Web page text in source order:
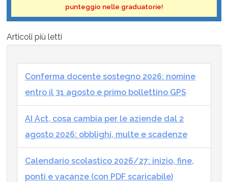
punteggio nelle graduatorie!
Articoli più letti
Conferma docente sostegno 2026: nomine
entro il 31 agosto e primo bollettino GPS
AI Act, cosa cambia per le aziende dal 2
agosto 2026: obblighi, multe e scadenze
Calendario scolastico 2026/27: inizio, fine,
ponti e vacanze (con PDF scaricabile)